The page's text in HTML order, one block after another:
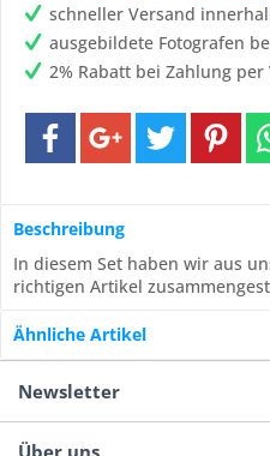
schneller Versand
ausgebildete Fotografen
2% Rabatt bei Zahlung
Beschreibung
In diesem Set haben wir aus
richtigen Artikel
Ähnliche Artikel
Newsletter
Über uns